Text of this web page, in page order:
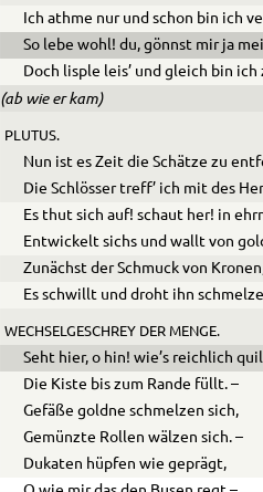
Ich athme nur und schon bin ich
So lebe wohl! du, gönnst mir ja
Doch lisple leis’ und gleich bin ich
(ab wie er kam)
PLUTUS.
Nun ist es Zeit die Schätze zu
Die Schlösser treff’ ich mit des
Es thut sich auf! schaut her! in
Entwickelt sichs und wallt von
Zunächst der Schmuck von
Es schwillt und droht ihn
WECHSELGESCHREY DER MENGE.
Seht hier, o hin! wie’s reichlich
Die Kiste bis zum Rande füllt. –
Gefäße goldne schmelzen sich,
Gemünzte Rollen wälzen sich. –
Dukaten hüpfen wie geprägt,